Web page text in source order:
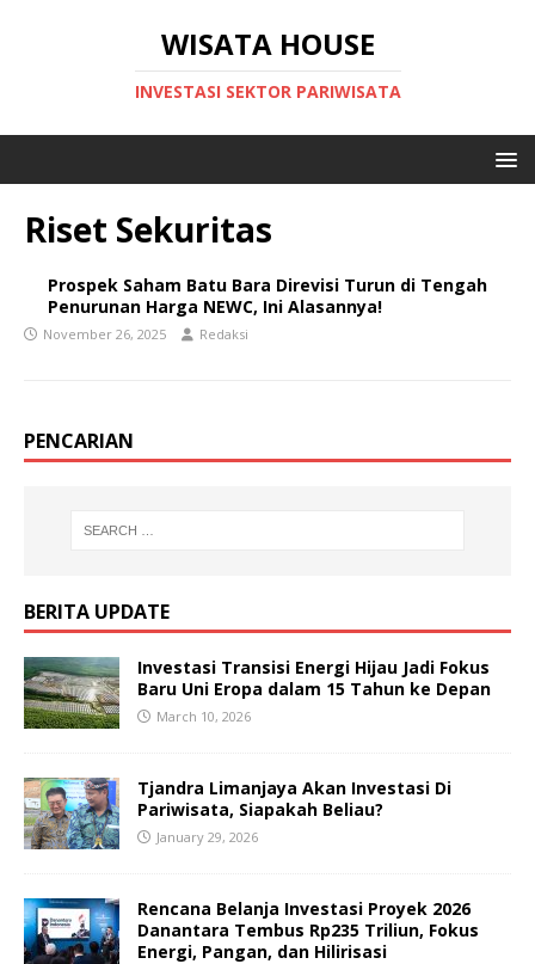
WISATA HOUSE
INVESTASI SEKTOR PARIWISATA
Riset Sekuritas
Prospek Saham Batu Bara Direvisi Turun di Tengah
Penurunan Harga NEWC, Ini Alasannya!
November 26, 2025 Redaksi
PENCARIAN
BERITA UPDATE
Investasi Transisi Energi Hijau Jadi Fokus
Baru Uni Eropa dalam 15 Tahun ke Depan
March 10, 2026
Tjandra Limanjaya Akan Investasi Di
Pariwisata, Siapakah Beliau?
January 29, 2026
Rencana Belanja Investasi Proyek 2026
Danantara Tembus Rp235 Triliun, Fokus
Energi, Pangan, dan Hilirisasi